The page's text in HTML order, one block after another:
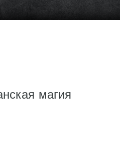
магия